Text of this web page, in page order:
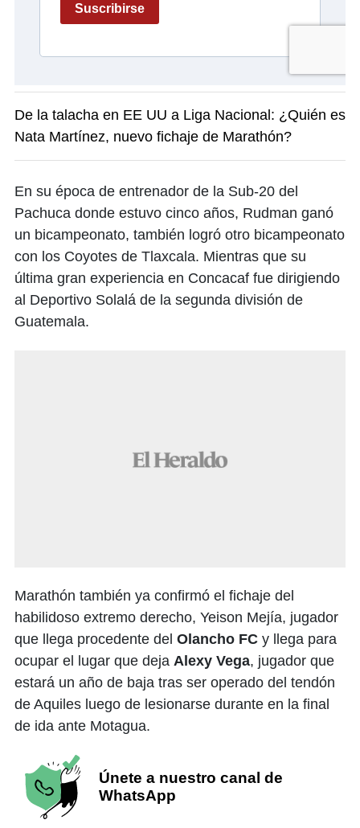
De la talacha en EE UU a Liga Nacional: ¿Quién es
Nata Martínez, nuevo fichaje de Marathón?
En su época de entrenador de la Sub-20 del
Pachuca donde estuvo cinco años, Rudman ganó
un bicampeonato, también logró otro bicampeonato
con los Coyotes de Tlaxcala. Mientras que su
última gran experiencia en Concacaf fue dirigiendo
al Deportivo Solalá de la segunda división de
Guatemala.
Marathón también ya confirmó el fichaje del
habilidoso extremo derecho, Yeison Mejía, jugador
que llega procedente del Olancho FC y llega para
ocupar el lugar que deja Alexy Vega, jugador que
estará un año de baja tras ser operado del tendón
de Aquiles luego de lesionarse durante en la final
de ida ante Motagua.
Únete a nuestro canal de
WhatsApp